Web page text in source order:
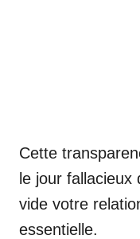
Cette
le jour fallacieux
vide votre
essentielle.